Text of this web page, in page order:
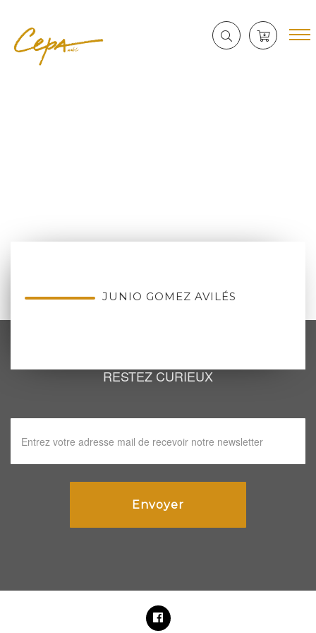
JUNIO GOMEZ AVILÉS
RESTEZ CURIEUX